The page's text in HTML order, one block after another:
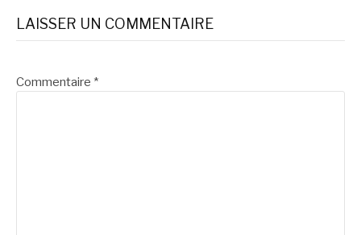
suite
LAISSER UN COMMENTAIRE
Commentaire *